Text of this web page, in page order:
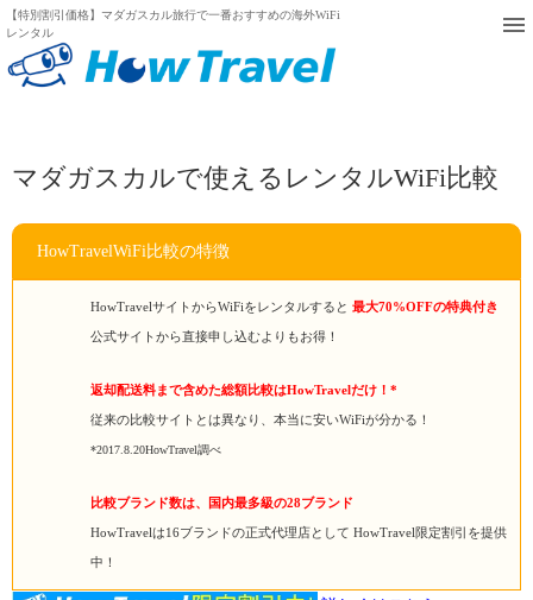
【特別割引価格】マダガスカル旅行で一番おすすめの海外WiFi
レンタル
マダガスカルで使えるレンタルWiFi比較
HowTravelWiFi比較の特徴
HowTravelサイトからWiFiをレンタルすると 最大70%OFFの特典付き
公式サイトから直接申し込むよりもお得！
返却配送料まで含めた総額比較はHowTravelだけ！*
従来の比較サイトとは異なり、本当に安いWiFiが分かる！
*2017.8.20HowTravel調べ
比較ブランド数は、国内最多級の28ブランド
HowTravelは16ブランドの正式代理店として HowTravel限定割引を提供
中！